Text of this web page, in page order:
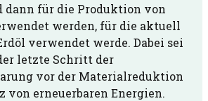
dann für die Produktion von
werden, für die aktuell
verwendet werde. Dabei sei
letzte Schritt der
vor der Materialreduktion
von erneuerbaren Energien.